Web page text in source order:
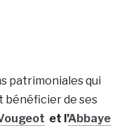
patrimoniales qui
bénéficier de ses
et l’Abbaye